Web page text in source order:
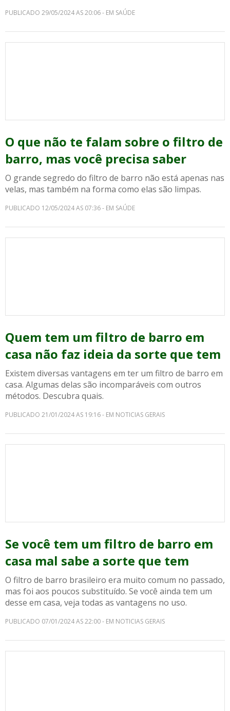
PUBLICADO 29/05/2024 AS 20:06 - EM SAÚDE
O que não te falam sobre o filtro de
barro, mas você precisa saber
O grande segredo do filtro de barro não está apenas nas
velas, mas também na forma como elas são limpas.
PUBLICADO 12/05/2024 AS 07:36 - EM SAÚDE
Quem tem um filtro de barro em
casa não faz ideia da sorte que tem
Existem diversas vantagens em ter um filtro de barro em
casa. Algumas delas são incomparáveis com outros
métodos. Descubra quais.
PUBLICADO 21/01/2024 AS 19:16 - EM NOTICIAS GERAIS
Se você tem um filtro de barro em
casa mal sabe a sorte que tem
O filtro de barro brasileiro era muito comum no passado,
mas foi aos poucos substituído. Se você ainda tem um
desse em casa, veja todas as vantagens no uso.
PUBLICADO 07/01/2024 AS 22:00 - EM NOTICIAS GERAIS